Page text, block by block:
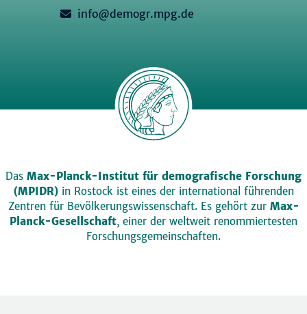
info@demogr.mpg.de
Das Max-Planck-Institut für demografische Forschung
(MPIDR)in Rostock ist eines der international führenden
Zentren für Bevölkerungswissenschaft. Es gehört zur Max-
Planck-Gesellschaft, einer der weltweit renommiertesten
Forschungsgemeinschaften.